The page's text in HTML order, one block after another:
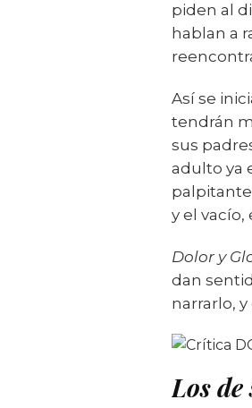
piden al
hablan a
Así se
tendrán
sus
adulto ya
y el
Dolor y
dan
narrarlo,
Los